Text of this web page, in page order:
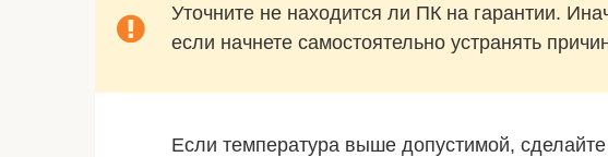
Уточните не находится ли ПК на гарантии.
если начнете самостоятельно устранять
Если температура выше допустимой,